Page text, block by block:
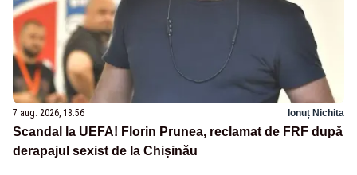
7 aug. 2026, 18:56 Ionuț Nichita
Scandal la UEFA! Florin Prunea, reclamat de FRF după
derapajul sexist de la Chișinău